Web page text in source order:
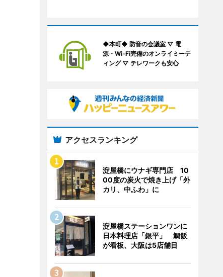
◆本町◆ 防音の会議室 ▽ 電
源・Wi-Fi完備のオンライミーテ
ィング ▽ テレワークも安心
アクセスランキング
淀屋橋にウナギ専門店 10
00度の炭火で焼き上げ「外
カリ、中ふわ」に
淀屋橋ステーションワンに
日本料理店「銀平」 鯛飯
が看板、大阪は5店舗目